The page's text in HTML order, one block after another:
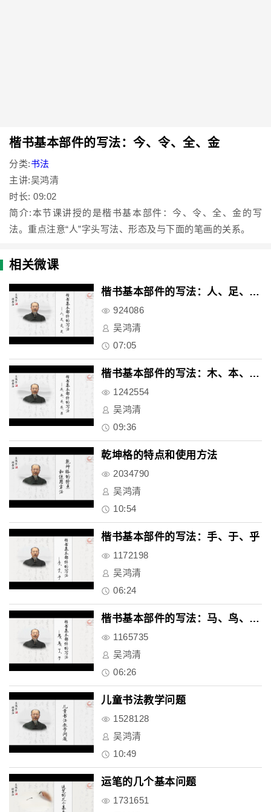
楷书基本部件的写法：今、令、全、金
分类:书法
主讲:吴鸿清
时长: 09:02
简介:本节课讲授的是楷书基本部件：今、令、全、金的写
法。重点注意“人”字头写法、形态及与下面的笔画的关系。
相关微课
楷书基本部件的写法：人、足、是..
924086
吴鸿清
07:05
楷书基本部件的写法：木、本、禾..
1242554
吴鸿清
09:36
乾坤格的特点和使用方法
2034790
吴鸿清
10:54
楷书基本部件的写法：手、于、乎
1172198
吴鸿清
06:24
楷书基本部件的写法：马、鸟、了..
1165735
吴鸿清
06:26
儿童书法教学问题
1528128
吴鸿清
10:49
运笔的几个基本问题
1731651